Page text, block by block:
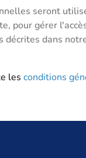
seront
pour gérer
décrites dans
les conditions